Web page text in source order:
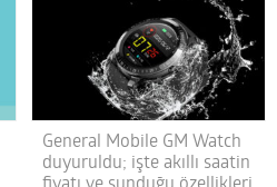
General Mobile GM Watch
duyuruldu; işte akıllı saatin